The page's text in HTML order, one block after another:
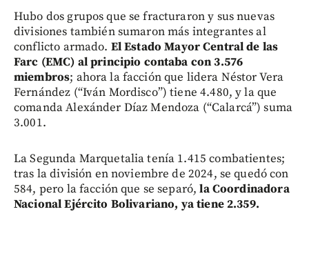
Hubo dos grupos que se fracturaron y sus nuevas
divisiones también sumaron más integrantes al
conflicto armado. El Estado Mayor Central de las
Farc (EMC) al principio contaba con 3.576
miembros; ahora la facción que lidera Néstor Vera
Fernández (“Iván Mordisco”) tiene 4.480, y la que
comanda Alexánder Díaz Mendoza (“Calarcá”) suma
3.001.
La Segunda Marquetalia tenía 1.415 combatientes;
tras la división en noviembre de 2024, se quedó con
584, pero la facción que se separó,la Coordinadora
Nacional Ejército Bolivariano, ya tiene 2.359.